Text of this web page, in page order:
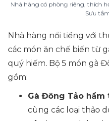
Nhà hàng có phòng riêng, thích
Sưu
Nhà hàng nổi tiếng với
các món ăn chế biến từ
quý hiếm. Bộ 5 món gà
gồm:
Gà Đông Tảo hầm
cùng các loại thảo